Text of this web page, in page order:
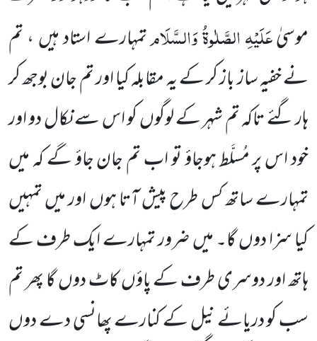
موسیٰعَلَیْہِالصَّلٰوۃُ وَالسَّلَامتمہارے استاد ہیں ، تم
نے خفیہ ساز باز کر کے یہ مقابلہ کیا اور تم جان بوجھ کر
ہار گئے تاکہ تم شہر کے لوگوں کو اس سے نکال دو اور
خود اس پر مُسلَّط ہوجاؤ تو اب تم جان جاؤ گے کہ میں
تمہارے ساتھ کس طرح پیش آتا ہوں اور میں تمہیں
کیا سزا دوں گا۔ میں ضرور تمہارے ایک طرف کے
ہاتھ اور دوسری طرف کے پاؤں کاٹ دوں گا پھر تم
سب کودریائے نیل کے کنارے پھانسی دے دوں